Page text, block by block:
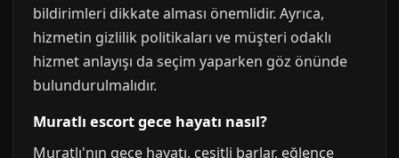
bildirimleri dikkate alması önemlidir. Ayrıca,
hizmetin gizlilik politikaları ve müşteri odaklı
hizmet anlayışı da seçim yaparken göz önünde
bulundurulmalıdır.
Muratlı escort gece hayatı nasıl?
Muratlı'nın gece hayatı, çeşitli barlar, eğlence